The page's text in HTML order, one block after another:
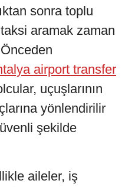
sonra toplu
aramak zaman
airport transfer
uçuşlarının
yönlendirilir
şekilde
aileler, iş